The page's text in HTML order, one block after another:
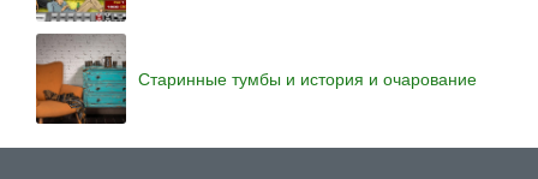
Старинные тумбы и история и очарование